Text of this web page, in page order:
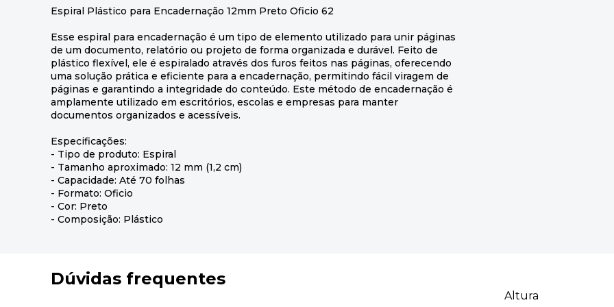
Espiral Plástico para Encadernação 12mm Preto Oficio 62
Esse espiral para encadernação é um tipo de elemento utilizado para unir páginas
de um documento, relatório ou projeto de forma organizada e durável. Feito de
plástico flexível, ele é espiralado através dos furos feitos nas páginas, oferecendo
uma solução prática e eficiente para a encadernação, permitindo fácil viragem de
páginas e garantindo a integridade do conteúdo. Este método de encadernação é
amplamente utilizado em escritórios, escolas e empresas para manter
documentos organizados e acessíveis.
Especificações:
- Tipo de produto: Espiral
- Tamanho aproximado: 12 mm (1,2 cm)
- Capacidade: Até 70 folhas
- Formato: Oficio
- Cor: Preto
- Composição: Plástico
Dúvidas frequentes
Altura